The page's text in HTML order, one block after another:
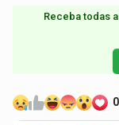
Receba todas